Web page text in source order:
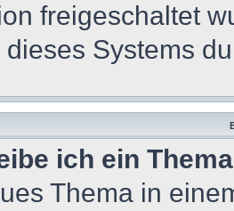
freigeschaltet
Systems
ich ein
Thema in